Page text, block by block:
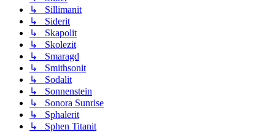
↳ Sillimanit
↳ Siderit
↳ Skapolit
↳ Skolezit
↳ Smaragd
↳ Smithsonit
↳ Sodalit
↳ Sonnenstein
↳ Sonora Sunrise
↳ Sphalerit
↳ Sphen Titanit